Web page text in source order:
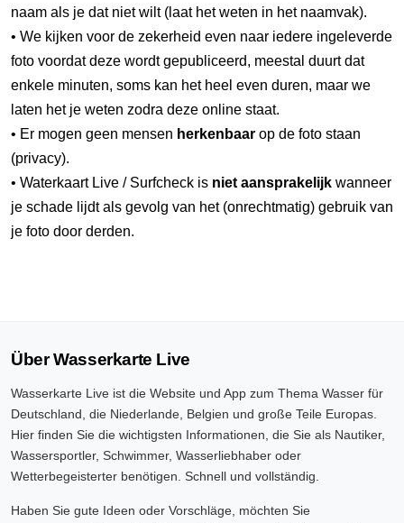
naam als je dat niet wilt (laat het weten in het naamvak).
• We kijken voor de zekerheid even naar iedere ingeleverde
foto voordat deze wordt gepubliceerd, meestal duurt dat
enkele minuten, soms kan het heel even duren, maar we
laten het je weten zodra deze online staat.
• Er mogen geen mensen herkenbaar op de foto staan
(privacy).
• Waterkaart Live / Surfcheck is niet aansprakelijk wanneer
je schade lijdt als gevolg van het (onrechtmatig) gebruik van
je foto door derden.
Über Wasserkarte Live
Wasserkarte Live ist die Website und App zum Thema Wasser für
Deutschland, die Niederlande, Belgien und große Teile Europas.
Hier finden Sie die wichtigsten Informationen, die Sie als Nautiker,
Wassersportler, Schwimmer, Wasserliebhaber oder
Wetterbegeisterter benötigen. Schnell und vollständig.
Haben Sie gute Ideen oder Vorschläge, möchten Sie